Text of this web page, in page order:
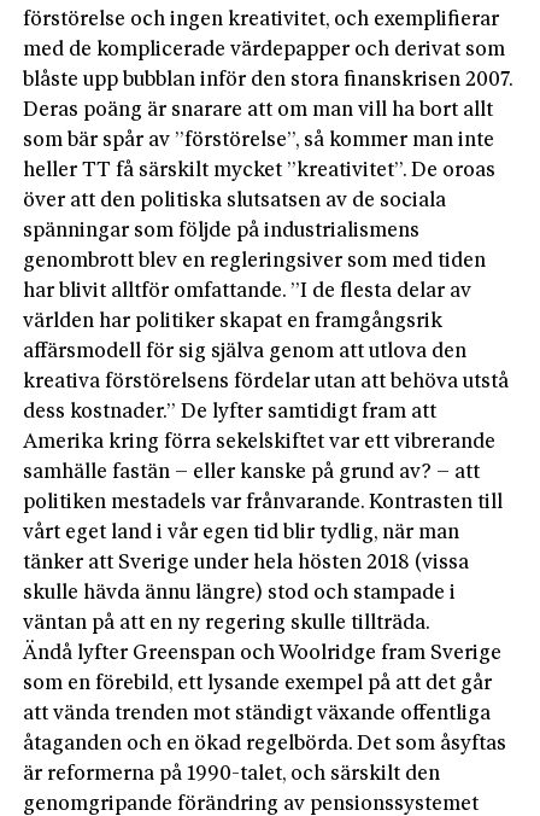
förstörelse och ingen kreativitet, och exemplifierar
med de komplicerade värdepapper och derivat som
blåste upp bubblan inför den stora finanskrisen 2007.
Deras poäng är snarare att om man vill ha bort allt
som bär spår av ”förstörelse”, så kommer man inte
heller TT få särskilt mycket ”kreativitet”. De oroas
över att den politiska slutsatsen av de sociala
spänningar som följde på industrialismens
genombrott blev en regleringsiver som med tiden
har blivit alltför omfattande. ”I de flesta delar av
världen har politiker skapat en framgångsrik
affärsmodell för sig själva genom att utlova den
kreativa förstörelsens fördelar utan att behöva utstå
dess kostnader.” De lyfter samtidigt fram att
Amerika kring förra sekelskiftet var ett vibrerande
samhälle fastän – eller kanske på grund av? – att
politiken mestadels var frånvarande. Kontrasten till
vårt eget land i vår egen tid blir tydlig, när man
tänker att Sverige under hela hösten 2018 (vissa
skulle hävda ännu längre) stod och stampade i
väntan på att en ny regering skulle tillträda.
Ändå lyfter Greenspan och Woolridge fram Sverige
som en förebild, ett lysande exempel på att det går
att vända trenden mot ständigt växande offentliga
åtaganden och en ökad regelbörda. Det som åsyftas
är reformerna på 1990-talet, och särskilt den
genomgripande förändring av pensionssystemet